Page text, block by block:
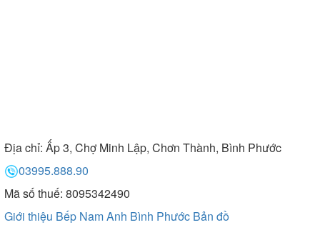
Địa chỉ: Ấp 3, Chợ Minh Lập, Chơn Thành, Bình Phước
03995.888.90
Mã số thuế: 8095342490
Giới thiệu Bếp Nam Anh Bình Phước Bản đồ